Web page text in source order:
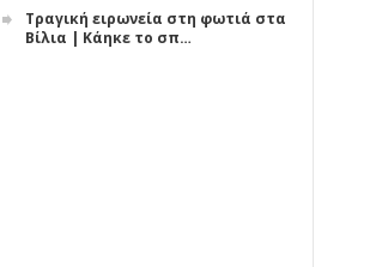
Τραγική ειρωνεία στη φωτιά στα
Βίλια | Κάηκε το σπ…